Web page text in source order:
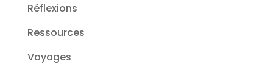
Réflexions
Ressources
Voyages